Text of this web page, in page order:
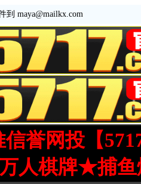
到 maya@mailkx.com
信誉网投【
人棋牌★捕鱼